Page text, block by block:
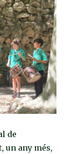
de
un any més,